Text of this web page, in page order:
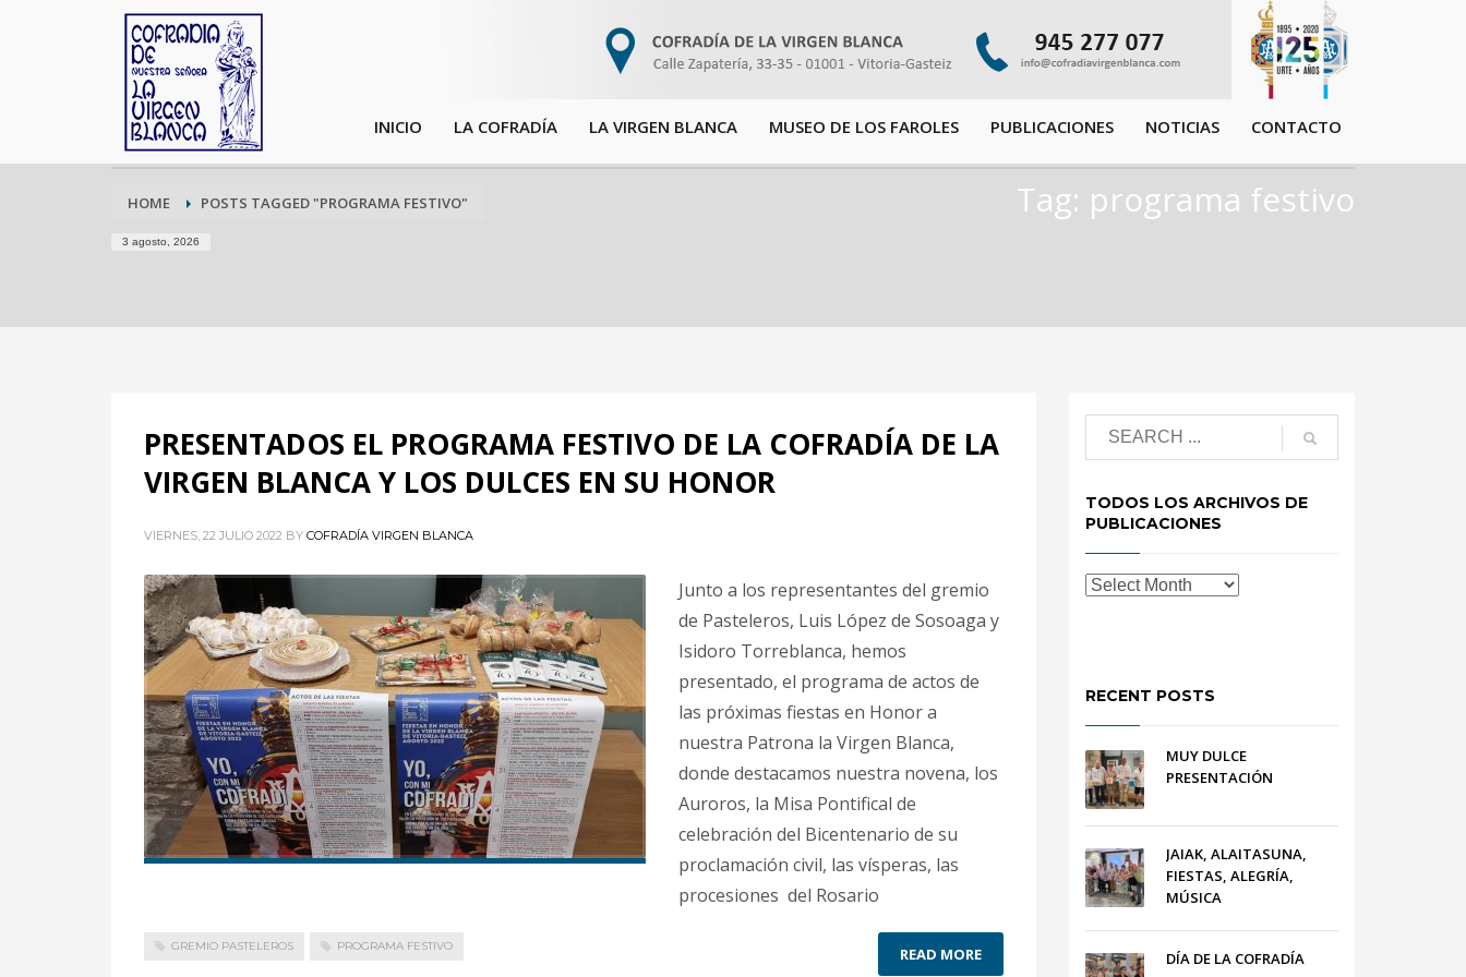
INICIO LA COFRADÍA LA VIRGEN BLANCA MUSEO DE LOS FAROLES PUBLICACIONES NOTICIAS CONTACTO
HOME POSTS TAGGED "PROGRAMA FESTIVO"
3 agosto, 2026
Tag: programa festivo
PRESENTADOS EL PROGRAMA FESTIVO DE LA COFRADÍA DE LA
VIRGEN BLANCA Y LOS DULCES EN SU HONOR
VIERNES, 22 JULIO 2022 BY COFRADÍA VIRGEN BLANCA
Junto a los representantes del gremio
de Pasteleros, Luis López de Sosoaga y
Isidoro Torreblanca, hemos
presentado, el programa de actos de
las próximas fiestas en Honor a
nuestra Patrona la Virgen Blanca,
donde destacamos nuestra novena, los
Auroros, la Misa Pontifical de
celebración del Bicentenario de su
proclamación civil, las vísperas, las
procesiones del Rosario
GREMIO PASTELEROS PROGRAMA FESTIVO READ MORE
TODOS LOS ARCHIVOS DE
PUBLICACIONES
RECENT POSTS
MUY DULCE
PRESENTACIÓN
JAIAK, ALAITASUNA,
FIESTAS, ALEGRÍA,
MÚSICA
DÍA DE LA COFRADÍA